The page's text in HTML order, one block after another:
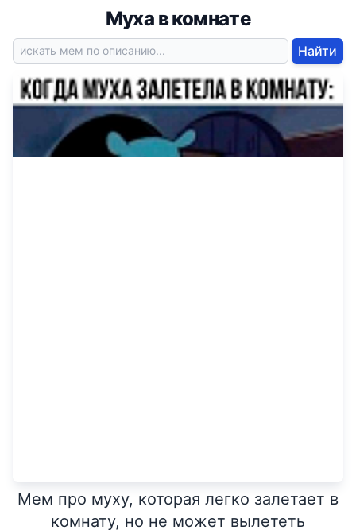
Муха в комнате
Найти
Мем про муху, которая легко залетает в
комнату, но не может вылететь